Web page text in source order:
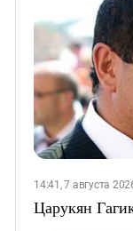
14:41, 7 августа
Царукян